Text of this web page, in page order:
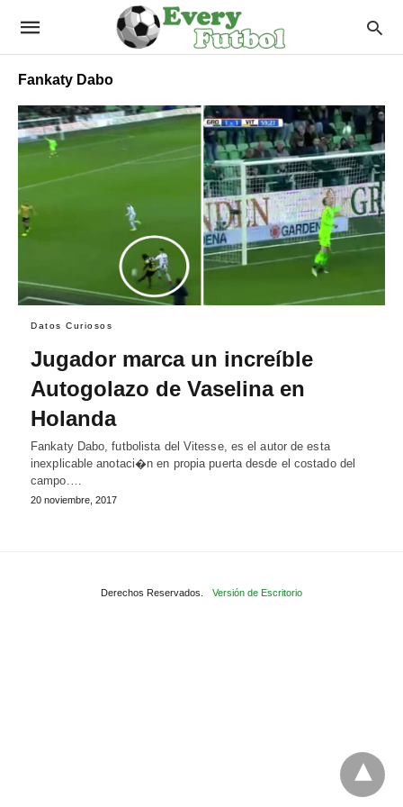
Fankaty Dabo
Datos Curiosos
Jugador marca un increíble
Autogolazo de Vaselina en
Holanda
Fankaty Dabo, futbolista del Vitesse, es el autor de esta
inexplicable anotaci�n en propia puerta desde el costado del
campo.…
20 noviembre, 2017
Derechos Reservados. Versión de Escritorio